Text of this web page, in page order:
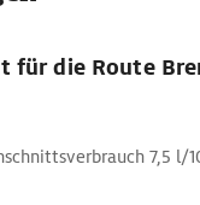
für die Route
7,5 l/